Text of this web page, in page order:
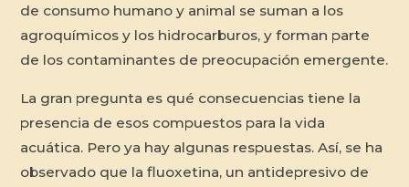
de consumo humano y animal se suman a los
agroquímicos y los hidrocarburos, y forman parte
de los contaminantes de preocupación emergente.
La gran pregunta es qué consecuencias tiene la
presencia de esos compuestos para la vida
acuática. Pero ya hay algunas respuestas. Así, se ha
observado que la fluoxetina, un antidepresivo de